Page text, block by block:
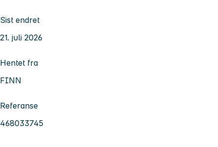
Sist endret
21. juli 2026
Hentet fra
FINN
Referanse
468033745